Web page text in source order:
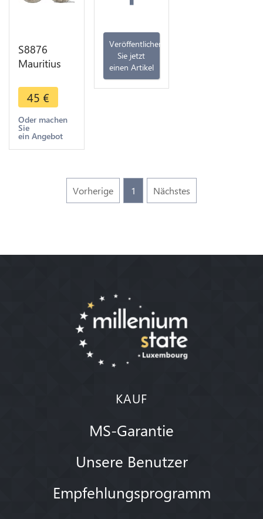
S8876
Mauritius
George V
Stag 1934
Argent
Silver -
>Make
45 €
Oder machen
Sie
ein Angebot
Veröffentlichen
Sie jetzt
einen Artikel
Vorherige 1 Nächstes
KAUF
MS-Garantie
Unsere Benutzer
Empfehlungsprogramm